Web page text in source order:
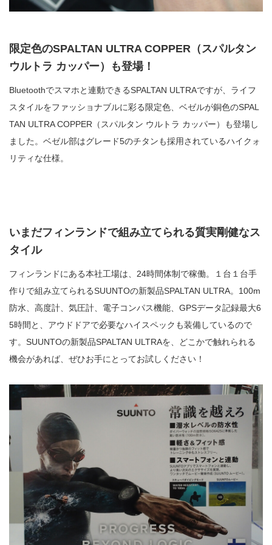
限定色のSPALTAN ULTRA COPPER（スパルタン
ウルトラ カッパー）も登場！
Bluetoothでスマホと連動できるSPALTAN ULTRAですが、ライフ
スタイルをファッショナブルに彩る限定色、ベゼルが銅色のSPAL
TAN ULTRA COPPER（スパルタン ウルトラ カッパー）も登場し
ました。ベゼル部はグレード5のチタンも採用されているハイクォ
リティな仕様。
いまだフィンランドで組み立てられる質実剛健なス
タイル
フィンランドにある本社工場は、24時間体制で稼働。１台１台手
作りで組み立てられるSUUNTOの新製品SPALTAN ULTRA。100m
防水、高度計、気圧計、電子コンパス機能、GPSデータ記録最大6
5時間と、アウドドアで必要なハイスペックも装備しているので
す。SUUNTOの新製品SPALTAN ULTRAを、どこかで触れられる
機会があれば、ぜひお手にとってお試しください！